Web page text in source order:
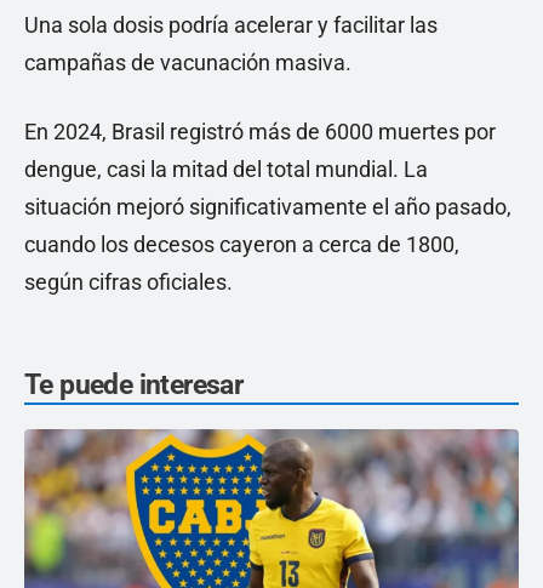
Una sola dosis podría acelerar y facilitar las
campañas de vacunación masiva.
En 2024, Brasil registró más de 6000 muertes por
dengue, casi la mitad del total mundial. La
situación mejoró significativamente el año pasado,
cuando los decesos cayeron a cerca de 1800,
según cifras oficiales.
Te puede interesar